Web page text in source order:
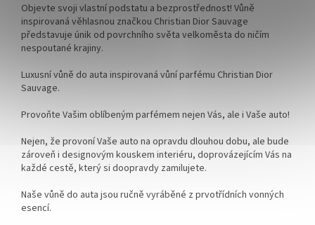
Objevte svoji vlastní podstatu a bezprostřednost! Vůně
inspirovaná věhlasnou značkou Christian Dior Sauvage
představuje únik od povrchního světa velkoměsta do ničím
nespoutané krajiny.
Luxusní vůně do auta inspirovaná vůní parfému Christian Dior
Sauvage.
Provoňte Vašim oblíbeným parfémem nejen Vás, ale i Vaše auto!
Nejen, že provoní Vaše auto na opravdu dlouhou dobu, ale bude
zároveň i designovým kouskem interiéru, doprovázejícím Vás na
každé cestě, který si doopravdy zamilujete.
Naše vůně do auta jsou ručně vyráběné z prvotřídních vonných
esencí.